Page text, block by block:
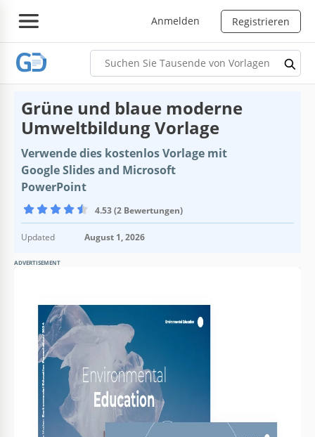
Anmelden Registrieren
Grüne und blaue moderne
Umweltbildung Vorlage
Verwende dies kostenlos Vorlage mit
Google Slides and Microsoft
PowerPoint
4.53 (2 Bewertungen)
Updated August 1, 2026
ADVERTISEMENT